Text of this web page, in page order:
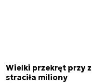
Wielki przekręt przy
straciła miliony